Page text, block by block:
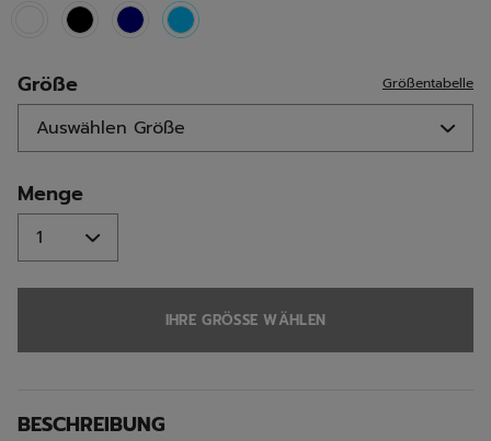
selected
Größe Größentabelle
Menge
IHRE GRÖSSE WÄHLEN
BESCHREIBUNG